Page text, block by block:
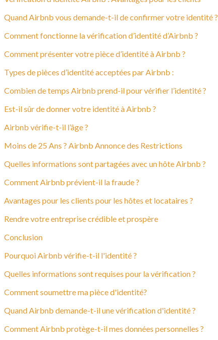
Quand Airbnb vous demande-t-il de confirmer votre identité ?
Comment fonctionne la vérification d’identité d’Airbnb ?
Comment présenter votre pièce d’identité à Airbnb ?
Types de pièces d’identité acceptées par Airbnb :
Combien de temps Airbnb prend-il pour vérifier l’identité ?
Est-il sûr de donner votre identité à Airbnb ?
Airbnb vérifie-t-il l’âge ?
Moins de 25 Ans ? Airbnb Annonce des Restrictions
Quelles informations sont partagées avec un hôte Airbnb ?
Comment Airbnb prévient-il la fraude ?
Avantages pour les clients pour les hôtes et locataires ?
Rendre votre entreprise crédible et prospère
Conclusion
Pourquoi Airbnb vérifie-t-il l'identité ?
Quelles informations sont requises pour la vérification ?
Comment soumettre ma pièce d'identité?
Quand Airbnb demande-t-il une vérification d'identité ?
Comment Airbnb protège-t-il mes données personnelles ?